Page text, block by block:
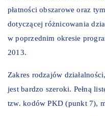
płatności obszarowe oraz
dotyczącej różnicowania
w poprzednim okresie
2013.
Zakres rodzajów
jest bardzo szeroki. Pełną
tzw. kodów PKD (punkt 7),